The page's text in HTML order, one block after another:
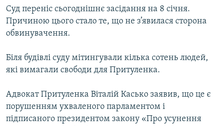
Суд переніс сьогоднішнє засідання на 8 січня.
Причиною цього стало те, що не з’явилася сторона
обвинувачення.
Біля будівлі суду мітингували кілька сотень людей,
які вимагали свободи для Притуленка.
Адвокат Притуленка Віталій Касько заявив, що це є
порушенням ухваленого парламентом і
підписаного президентом закону «Про усунення